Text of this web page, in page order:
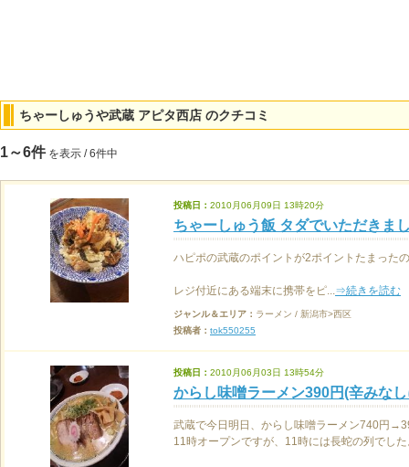
ちゃーしゅうや武蔵 アピタ西店 のクチコミ
1～6件 を表示 / 6件中
投稿日： 2010月06月09日 13時20分
ちゃーしゅう飯 タダでいただきま
ハピポの武蔵のポイントが2ポイントたまった
レジ付近にある端末に携帯をピ...⇒続きを読む
ジャンル＆エリア： ラーメン / 新潟市>西区
投稿者： tok550255
投稿日： 2010月06月03日 13時54分
からし味噌ラーメン390円(辛みな
武蔵で今日明日、からし味噌ラーメン740円
11時オープンですが、11時には長蛇の列でし